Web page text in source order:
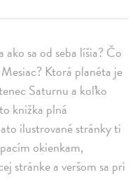
ako sa od seba líšia? Čo
Ktorá planéta je
Saturnu a koľko
knižka plná
ilustrované stránky ti
okienkam,
stránke a veršom sa pri